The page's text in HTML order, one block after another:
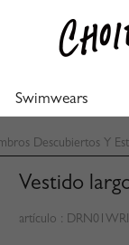
Swimwears
Descubiertos Y
Vestido
artículo : DRN01WRI